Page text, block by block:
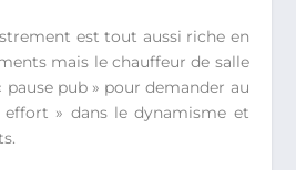
est tout aussi riche en
mais le chauffeur de salle
pub » pour demander au
» dans le dynamisme et